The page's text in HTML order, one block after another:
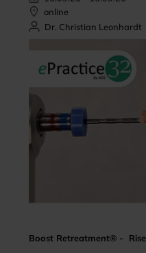
online
Dr. Christian Leonhardt
Boost Retreatment® -